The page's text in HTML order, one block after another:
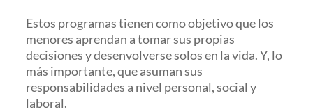
Estos programas tienen como objetivo que los
menores aprendan a tomar sus propias
decisiones y desenvolverse solos en la vida. Y, lo
más importante, que asuman sus
responsabilidades a nivel personal, social y
laboral.